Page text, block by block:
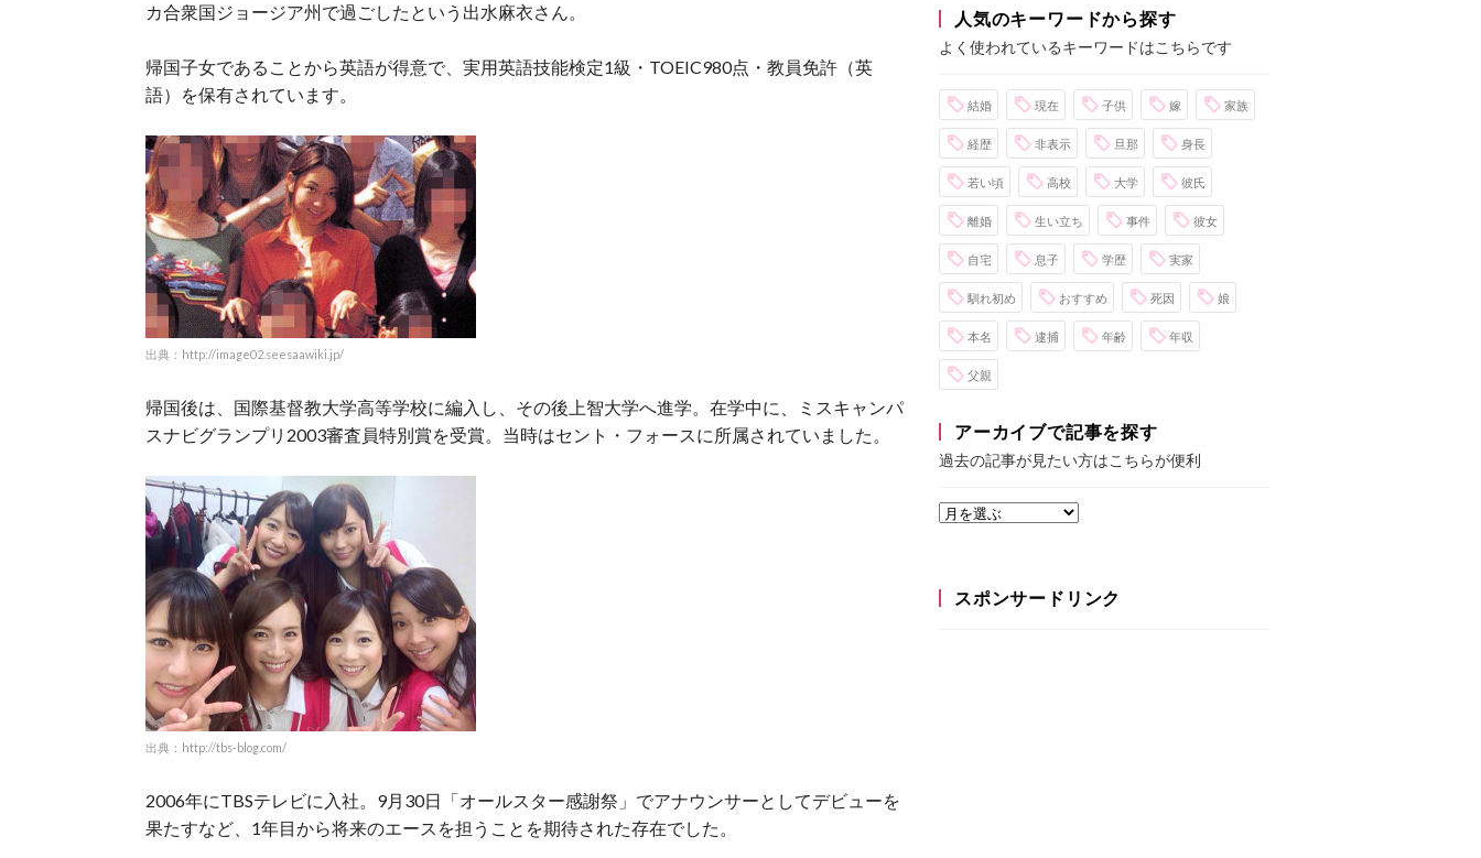
カ合衆国ジョージア州で過ごしたという出水麻衣さん。
帰国子女であることから英語が得意で、実用英語技能検定1級・TOEIC980点・教員免許（英
語）を保有されています。
出典：http://image02.seesaawiki.jp/
帰国後は、国際基督教大学高等学校に編入し、その後上智大学へ進学。在学中に、ミスキャンパ
スナビグランプリ2003審査員特別賞を受賞。当時はセント・フォースに所属されていました。
出典：http://tbs-blog.com/
2006年にTBSテレビに入社。9月30日「オールスター感謝祭」でアナウンサーとしてデビューを
果たすなど、1年目から将来のエースを担うことを期待された存在でした。
人気のキーワードから探す
よく使われているキーワードはこちらです
結婚 現在 子供 嫁 家族
経歴 非表示 旦那 身長
若い頃 高校 大学 彼氏
離婚 生い立ち 事件 彼女
自宅 息子 学歴 実家
馴れ初め おすすめ 死因 娘
本名 逮捕 年齢 年収
父親
アーカイブで記事を探す
過去の記事が見たい方はこちらが便利
スポンサードリンク